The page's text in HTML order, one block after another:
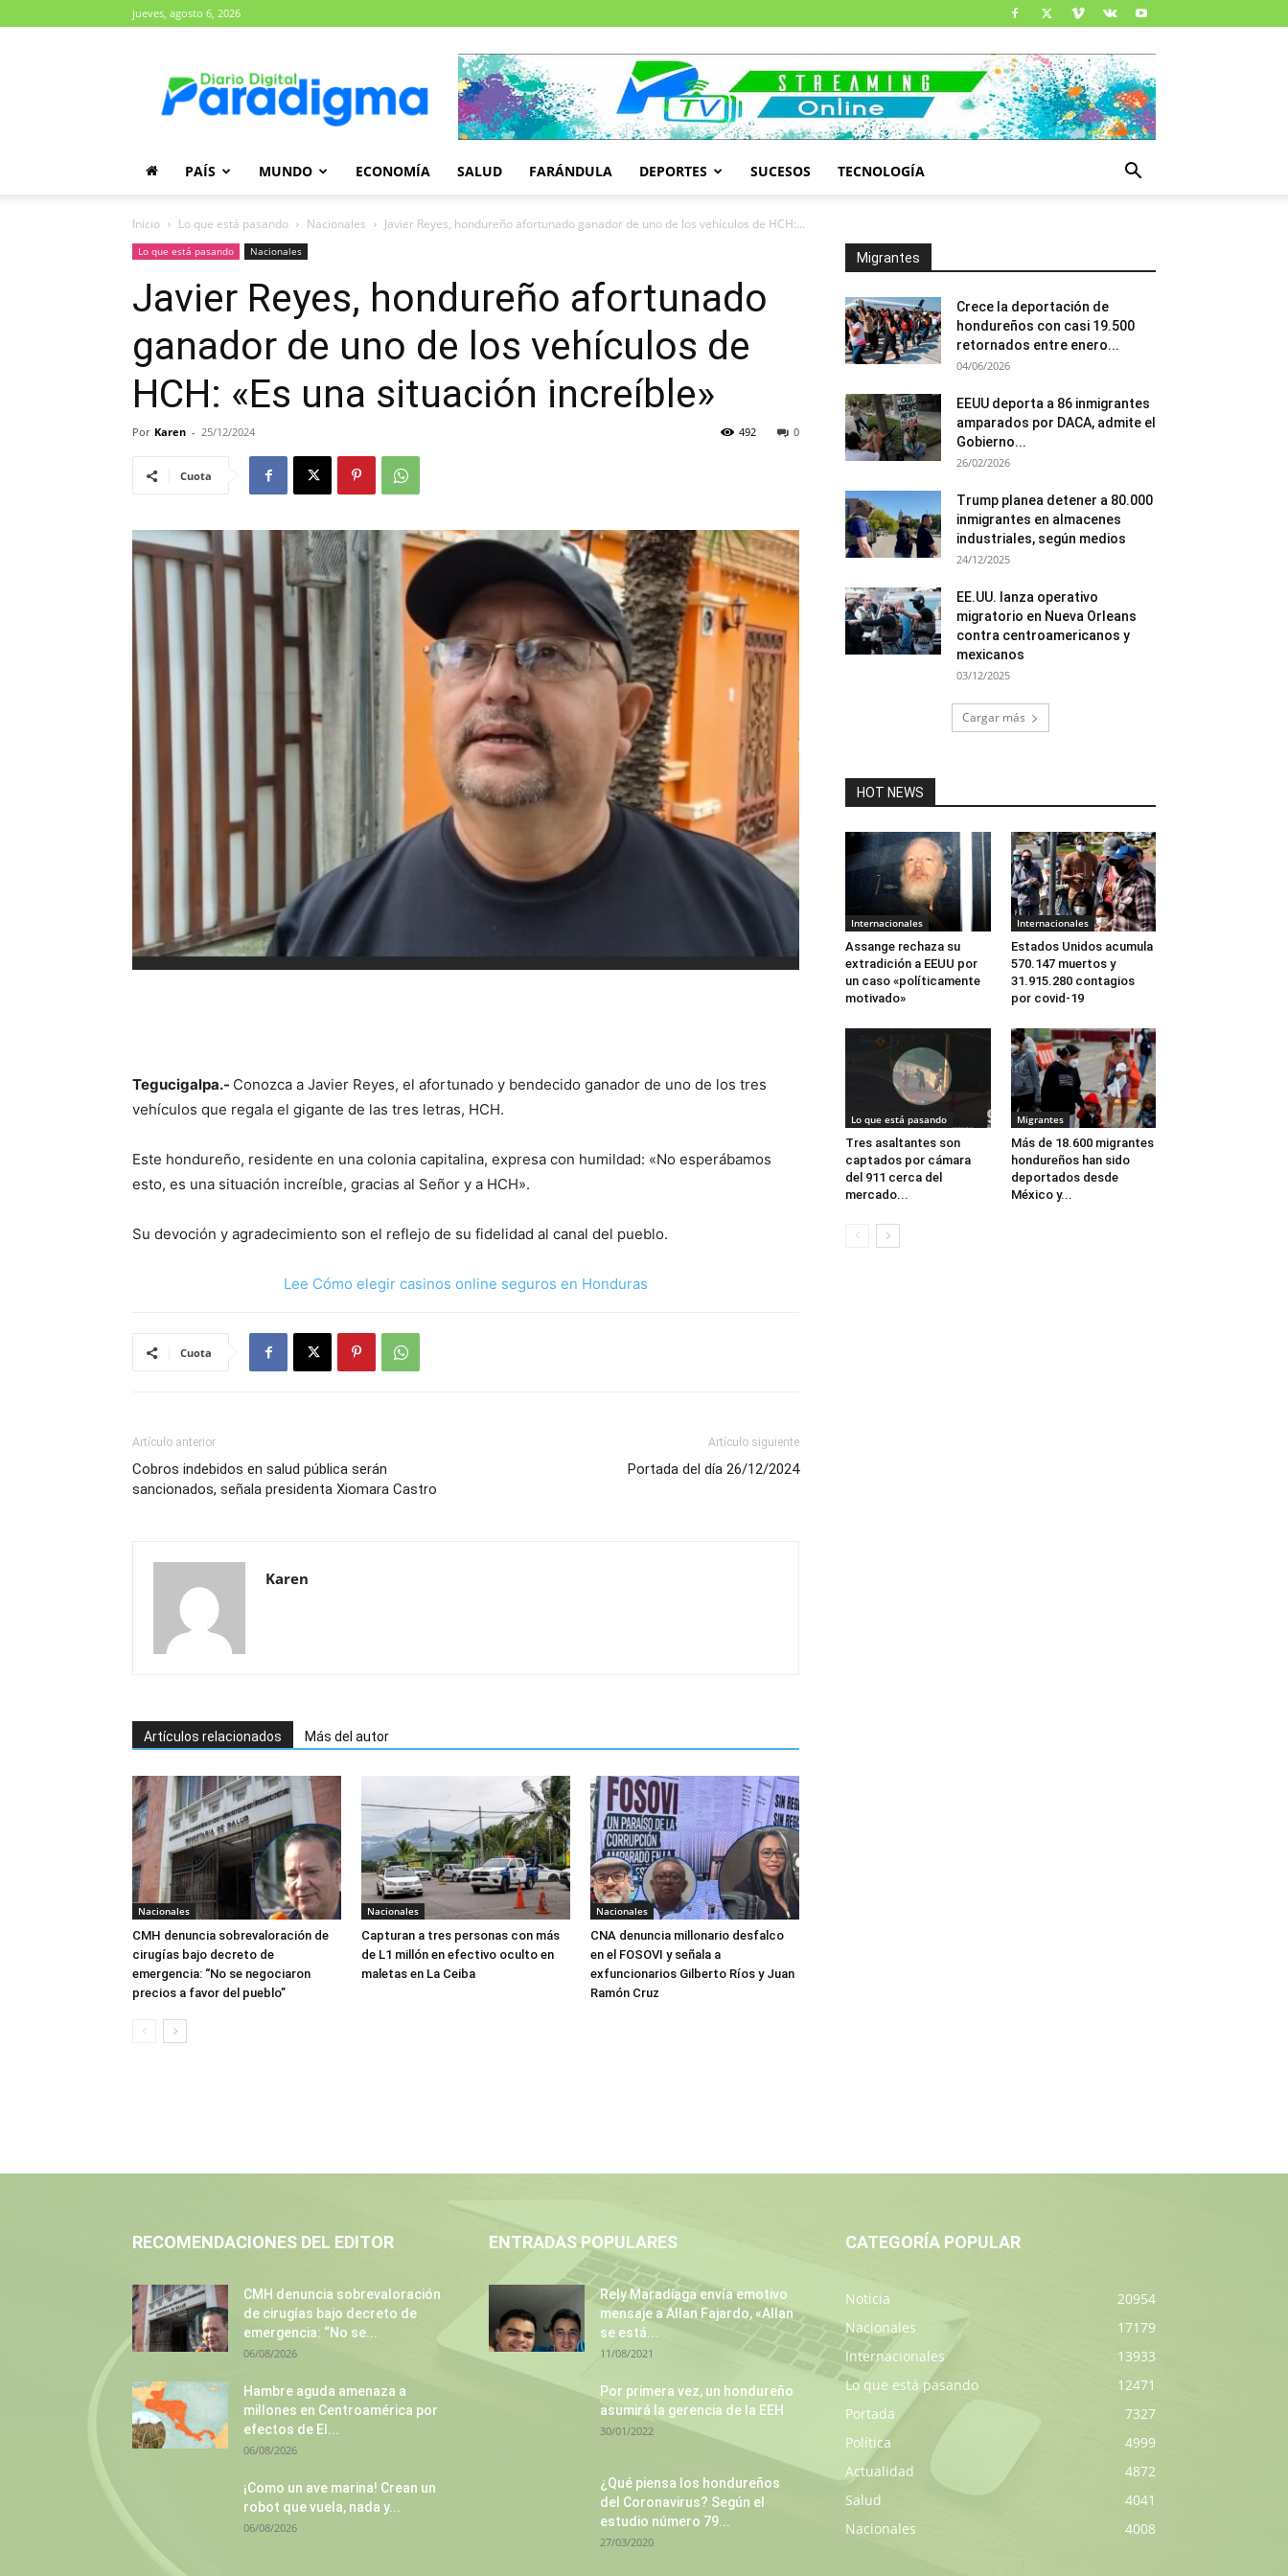
jueves, agosto 6, 2026
Paradigma
PAÍS MUNDO ECONOMÍA SALUD FARÁNDULA DEPORTES SUCESOS TECNOLOGÍA
Inicio Lo que está pasando Nacionales Javier Reyes, hondureño afortunado ganador de uno de los vehículos de HCH:...
Lo que está pasando Nacionales
Javier Reyes, hondureño afortunado
ganador de uno de los vehículos de
HCH: «Es una situación increíble»
Por Karen - 25/12/2024 0
492
Cuota
Tegucigalpa.- Conozca a Javier Reyes, el afortunado y bendecido ganador de uno de los tres
vehículos que regala el gigante de las tres letras, HCH.
Este hondureño, residente en una colonia capitalina, expresa con humildad: «No esperábamos
esto, es una situación increíble, gracias al Señor y a HCH».
Su devoción y agradecimiento son el reflejo de su fidelidad al canal del pueblo.
Lee Cómo elegir casinos online seguros en Honduras
Cuota
Artículo anterior
Cobros indebidos en salud pública serán
sancionados, señala presidenta Xiomara Castro
Artículo siguiente
Portada del día 26/12/2024
Karen
Artículos relacionados Más del autor
Nacionales
CMH denuncia sobrevaloración de
cirugías bajo decreto de
emergencia: “No se negociaron
precios a favor del pueblo”
Nacionales
Capturan a tres personas con más
de L1 millón en efectivo oculto en
maletas en La Ceiba
Nacionales
CNA denuncia millonario desfalco
en el FOSOVI y señala a
exfuncionarios Gilberto Ríos y Juan
Ramón Cruz
Migrantes
Crece la deportación de
hondureños con casi 19.500
retornados entre enero...
04/06/2026
EEUU deporta a 86 inmigrantes
amparados por DACA, admite el
Gobierno...
26/02/2026
Trump planea detener a 80.000
inmigrantes en almacenes
industriales, según medios
24/12/2025
EE.UU. lanza operativo
migratorio en Nueva Orleans
contra centroamericanos y
mexicanos
03/12/2025
Cargar más
HOT NEWS
Internacionales
Assange rechaza su
extradición a EEUU por
un caso «políticamente
motivado»
Internacionales
Estados Unidos acumula
570.147 muertos y
31.915.280 contagios
por covid-19
Lo que está pasando
Tres asaltantes son
captados por cámara
del 911 cerca del
mercado...
Migrantes
Más de 18.600 migrantes
hondureños han sido
deportados desde
México y...
RECOMENDACIONES DEL EDITOR
CMH denuncia sobrevaloración
de cirugías bajo decreto de
emergencia: “No se...
06/08/2026
Hambre aguda amenaza a
millones en Centroamérica por
efectos de El...
06/08/2026
¡Como un ave marina! Crean un
robot que vuela, nada y...
06/08/2026
ENTRADAS POPULARES
Rely Maradiaga envía emotivo
mensaje a Allan Fajardo, «Allan
se está...
11/08/2021
Por primera vez, un hondureño
asumirá la gerencia de la EEH
30/01/2022
¿Qué piensa los hondureños
del Coronavirus? Según el
estudio número 79...
27/03/2020
CATEGORÍA POPULAR
Noticia
20954
Nacionales
17179
Internacionales
13933
Lo que está pasando
12471
Portada
7327
Política
4999
Actualidad
4872
Salud
4041
Nacionales
4008